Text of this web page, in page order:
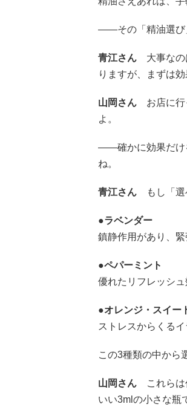
――その「精油選び
青江さん 大事な
りますが、まずは
山岡さん お店に
よ。
――確かに効果だけ
ね。
青江さん もし「
●ラベンダー
鎮静作用があり、
●ペパーミント
優れたリフレッシ
●オレンジ・スイー
ストレスからくる
この3種類の中から
山岡さん これらは
いい3mlの小さな瓶